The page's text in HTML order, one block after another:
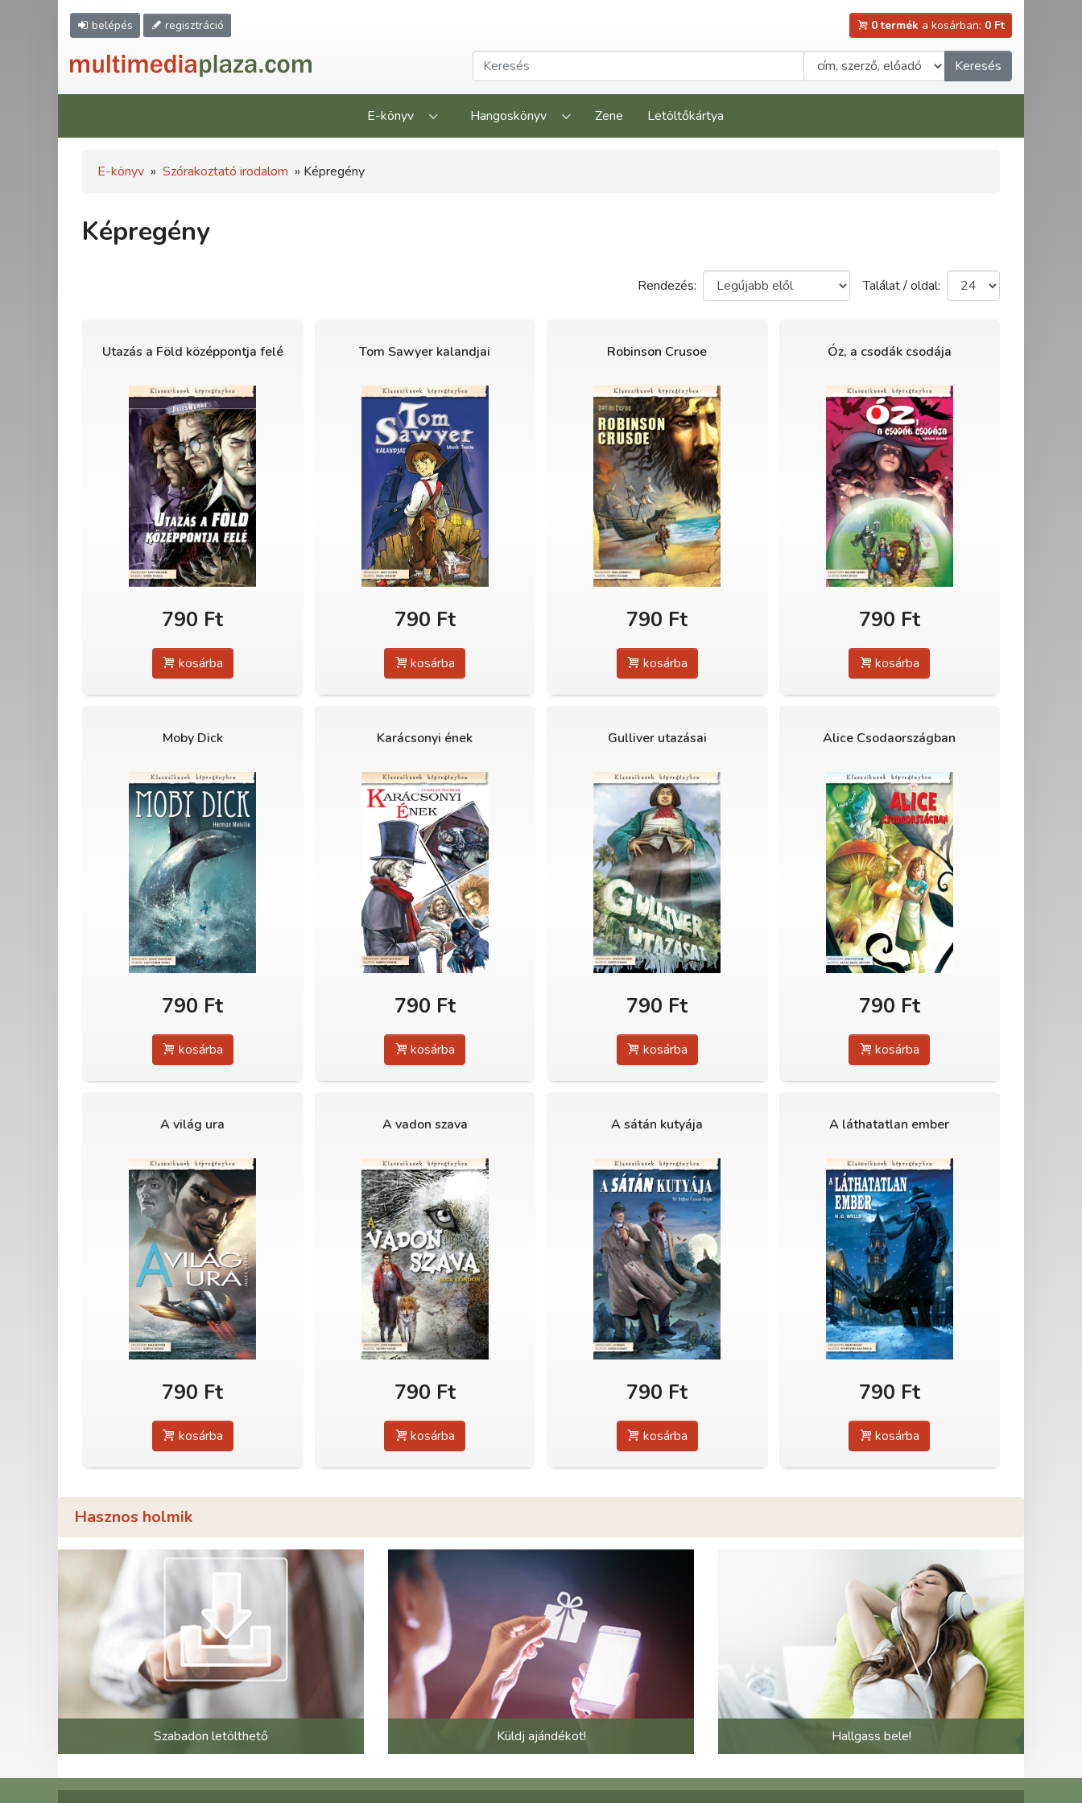
belépés regisztráció 0 termék a kosárban: 0 Ft
Keresés
E-könyv Hangoskönyv Zene Letöltőkártya
E-könyv » Szórakoztató irodalom » Képregény
Képregény
Rendezés: Találat / oldal:
Utazás a Föld középpontja felé
790 Ft
kosárba
Tom Sawyer kalandjai
790 Ft
kosárba
Robinson Crusoe
790 Ft
kosárba
Óz, a csodák csodája
790 Ft
kosárba
Moby Dick
790 Ft
kosárba
Karácsonyi ének
790 Ft
kosárba
Gulliver utazásai
790 Ft
kosárba
Alice Csodaországban
790 Ft
kosárba
A világ ura
790 Ft
kosárba
A vadon szava
790 Ft
kosárba
A sátán kutyája
790 Ft
kosárba
A láthatatlan ember
790 Ft
kosárba
Hasznos holmik
Szabadon letölthető Küldj ajándékot! Hallgass bele!